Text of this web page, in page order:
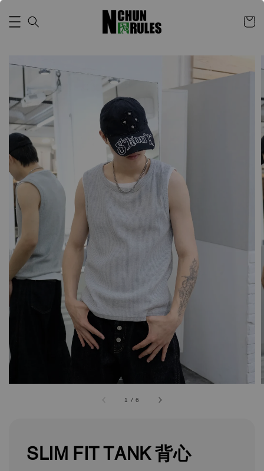
1 /6
SLIM FIT TANK 背心